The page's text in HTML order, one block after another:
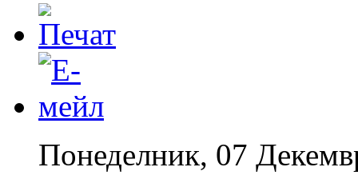
Понеделник, 07